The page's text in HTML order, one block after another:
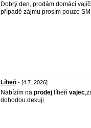
Dobrý den, prodám domácí
případě zájmu prosím pouze
Líheň - [4.7. 2026]
Nabízím na prodej líheň vajec
dohodou.dekuji